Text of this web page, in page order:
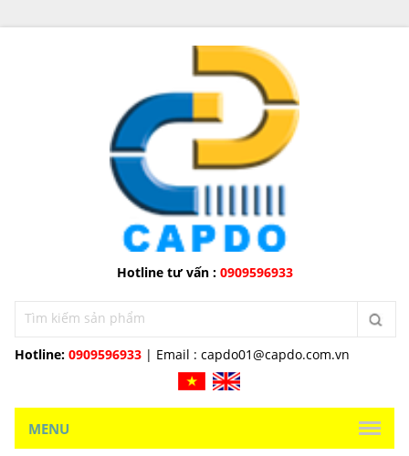
Hotline tư vấn : 0909596933
Hotline: 0909596933 | Email : capdo01@capdo.com.vn
MENU